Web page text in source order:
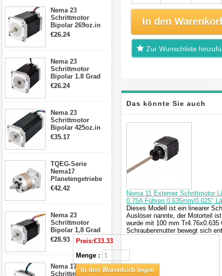
Nema 23
Schrittmotor
Bipolar 269oz.in
2,8A 57x57x76mm
€26.24
Nema 23
Schrittmotor
Bipolar 1.8 Grad
1.9Nm 3A 3.36V 4
€26.24
Nema 23
Schrittmotor
Bipolar 425oz.in
4.2A 57x57x114mm
€35.17
TQEG-Serie
Nema17
Planetengetriebe
5:1 Spiel 15Arc-
€42.42
Nema 23
Schrittmotor
Bipolar 1,8 Grad
2,83Nm 4 A 2,26V
CNC Hybrid-
Schrittmotor mit 8
Anschlüssen
€28.93
Nema 17
Schrittmotor
In den
Zur Wunschliste
Das könnte Sie auch
interessieren
Nema 11 Externer Schrittmotor
0.75A Führen 0.635mm/0.025"
Dieses Modell ist ein linearer
Auslöser nannte, der Motorteil
wurde mit 100 mm
Schraubenmutter bewegt sich
Preis:€33.33
Menge :
In den Warenkorb legen